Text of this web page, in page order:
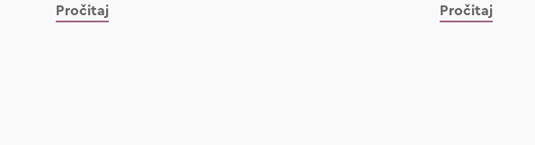
Pročitaj Pročitaj